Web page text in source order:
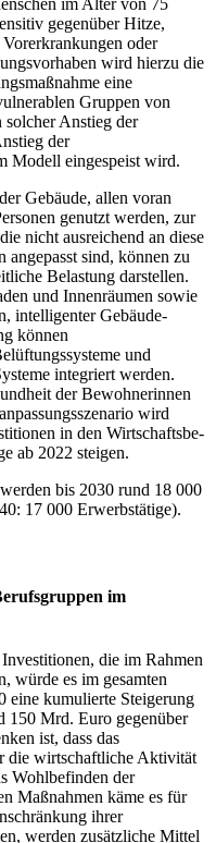
im Alter von 75
gegenüber Hitze,
oder
wird hierzu die
eine
Gruppen von
Anstieg der
der
Modell eingespeist wird.
Gebäude, allen voran
genutzt werden, zur
nicht ausrei­chend an diese
angepasst sind, können zu
Belastung darstellen.
und Innenräumen sowie
intelligenter Gebäude­
können
und
integriert werden.
der Bewohnerinnen
wird
in den Wirtschaftsbe­
ab 2022 steigen.
bis 2030 rund 18 000
17 000 Erwerbstätige).
im
die im Rahmen
würde es im gesamten
eine kumu­lierte Steigerung
150 Mrd. Euro gegenüber
ist, dass das
die wirt­schaftliche Aktivität
Wohlbefinden der
Maßnahmen käme es für
ihrer
werden zusätzliche Mittel